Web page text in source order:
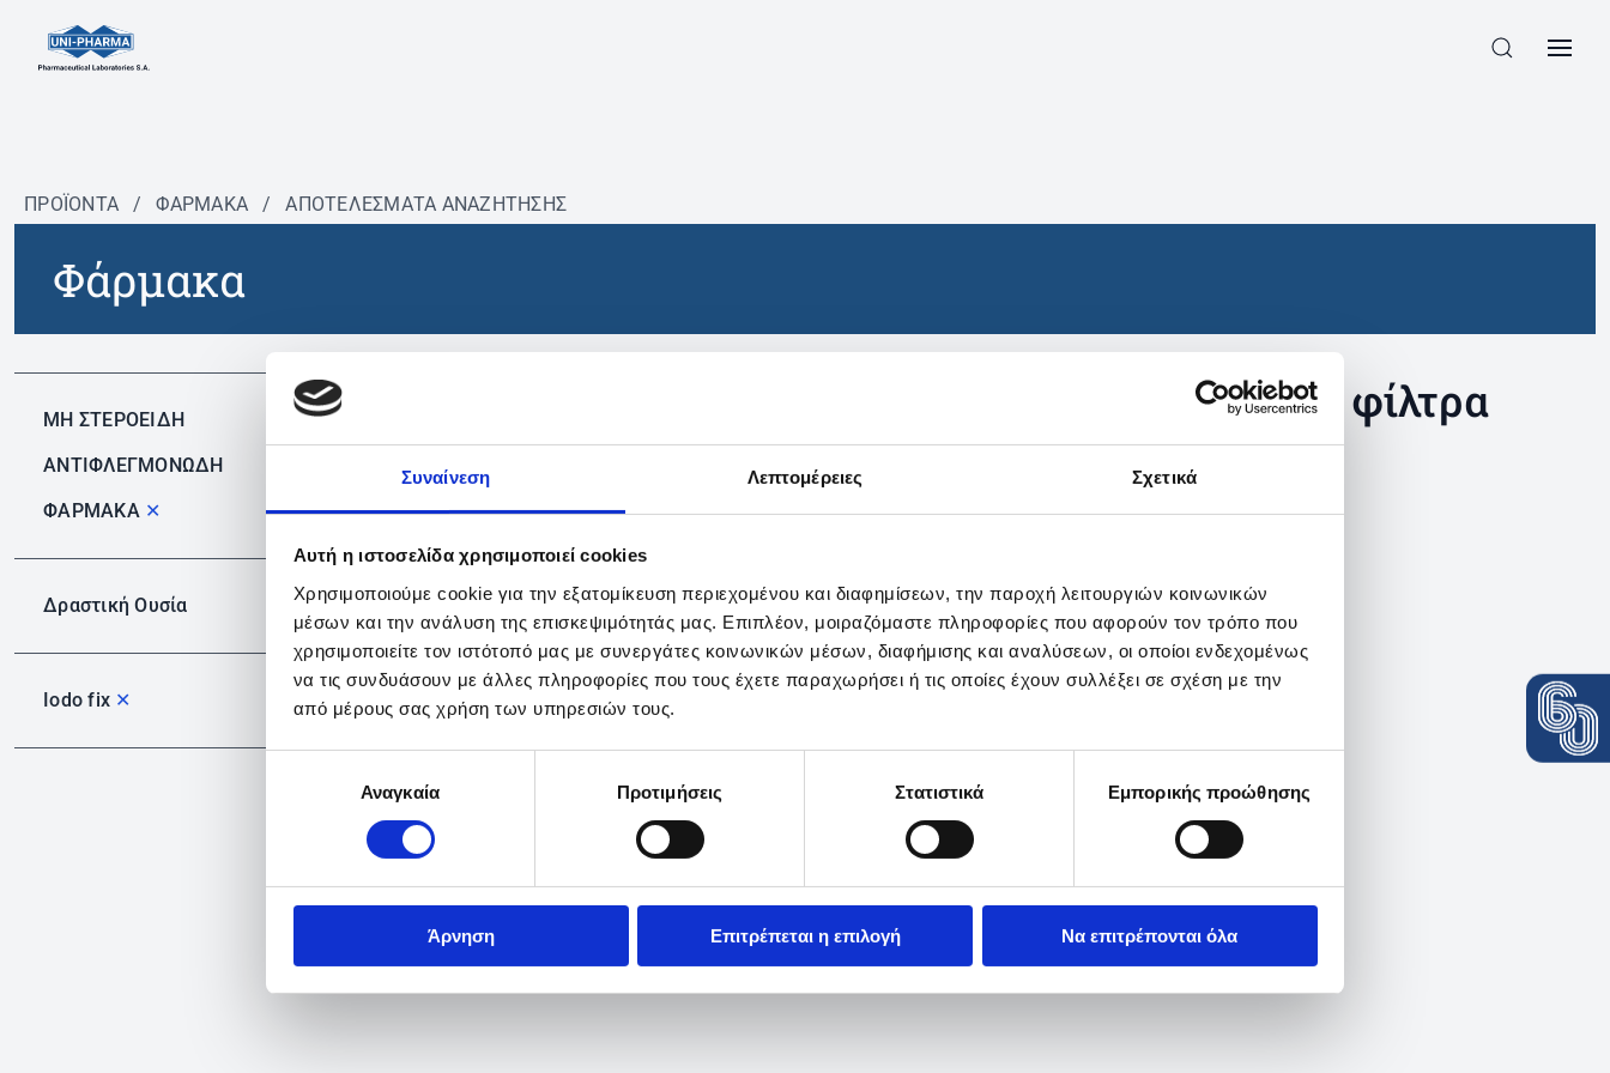
Συναίνεση Λεπτομέρειες Σχετικά
Αυτή η ιστοσελίδα χρησιμοποιεί cookies
Χρησιμοποιούμε cookie για την εξατομίκευση περιεχομένου και διαφημίσεων, την παροχή λειτουργιών κοινωνικών
μέσων και την ανάλυση της επισκεψιμότητάς μας. Επιπλέον, μοιραζόμαστε πληροφορίες που αφορούν τον τρόπο που
χρησιμοποιείτε τον ιστότοπό μας με συνεργάτες κοινωνικών μέσων, διαφήμισης και αναλύσεων, οι οποίοι ενδεχομένως
να τις συνδυάσουν με άλλες πληροφορίες που τους έχετε παραχωρήσει ή τις οποίες έχουν συλλέξει σε σχέση με την
από μέρους σας χρήση των υπηρεσιών τους.
συγκατάθεσηςΑναγκαία Προτιμήσεις Στατιστικά Εμπορικής προώθησης
Άρνηση Επιτρέπεται η επιλογή Να επιτρέπονται όλα
ΠΡΟΪΟΝΤΑ / ΦΆΡΜΑΚΑ / ΑΠΟΤΕΛΕΣΜΑΤΑ ΑΝΑΖΗΤΗΣΗΣ
Φάρμακα
ΜΗ ΣΤΕΡΟΕΙΔΗ
ΑΝΤΙΦΛΕΓΜΟΝΩΔΗ
ΦΑΡΜΑΚΑ ✕
Δραστική Ουσία
Iodo fix ✕
Δεν βρέθηκαν προϊόντα με τα συγκεκριμένα φίλτρα